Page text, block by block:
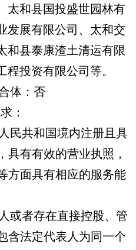
太和县国投盛世园林有
发展有限公司、太和交
和县泰康渣土清运有限
投资有限公司等。
体：否
：
民共和国境内注册且具
具有有效的营业执照，
方面具有相应的服务能
或者存在直接控股、管
含法定代表人为同一个